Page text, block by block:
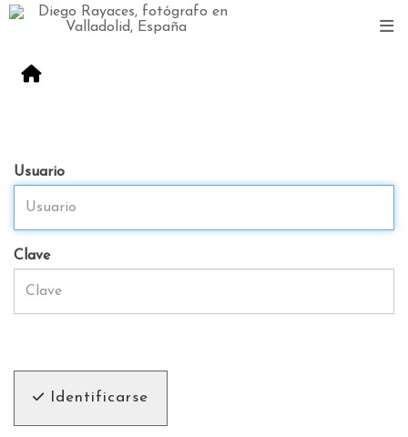
Usuario
Clave
Identificarse